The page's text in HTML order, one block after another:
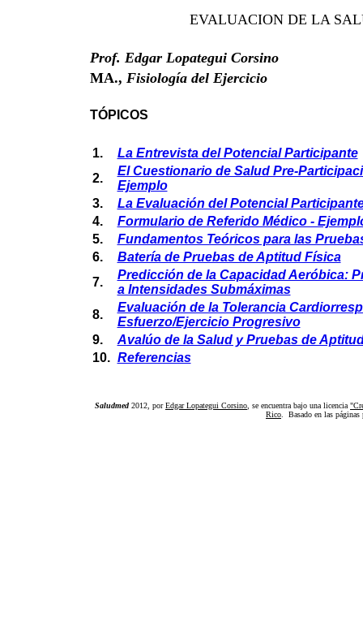
EVALUACION DE LA
Prof. Edgar Lopategui Corsino
MA., Fisiología del Ejercicio
TÓPICOS
1.
La Entrevista del Potencial Participante
2.
El Cuestionario de Salud Pre-
Ejemplo
3.
La Evaluación del Potencial
4.
Formulario de Referido Médico -
5.
Fundamentos Teóricos para las
6.
Batería de Pruebas de Aptitud Física
7.
Predicción de la Capacidad Aeróbica:
a Intensidades Submáximas
8.
Evaluación de la Tolerancia
Esfuerzo/Ejercicio Progresivo
9.
Avalúo de la Salud y Pruebas de
10. Referencias
Saludmed 2012, porEdgar Lopategui Corsino , se encuentra bajo una licencia
Rico . Basado en las